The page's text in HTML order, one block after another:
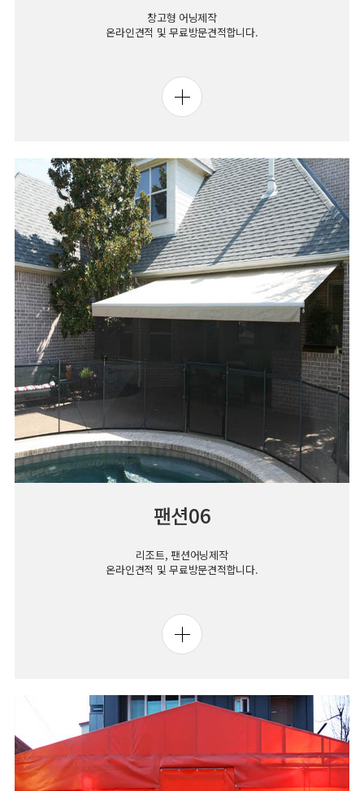
창고형 어닝제작
온라인견적 및 무료방문견적합니다.
팬션06
리조트, 팬션어닝제작
온라인견적 및 무료방문견적합니다.